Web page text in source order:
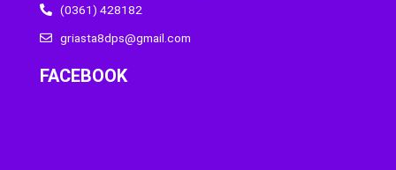
(0361) 428182
griasta8dps@gmail.com
FACEBOOK